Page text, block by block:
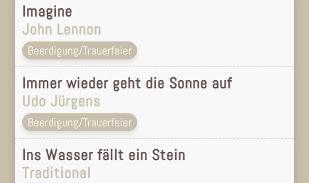
Imagine
John Lennon
Beerdigung/Trauerfeier
Immer wieder geht die Sonne auf
Udo Jürgens
Beerdigung/Trauerfeier
Ins Wasser fällt ein Stein
Traditional